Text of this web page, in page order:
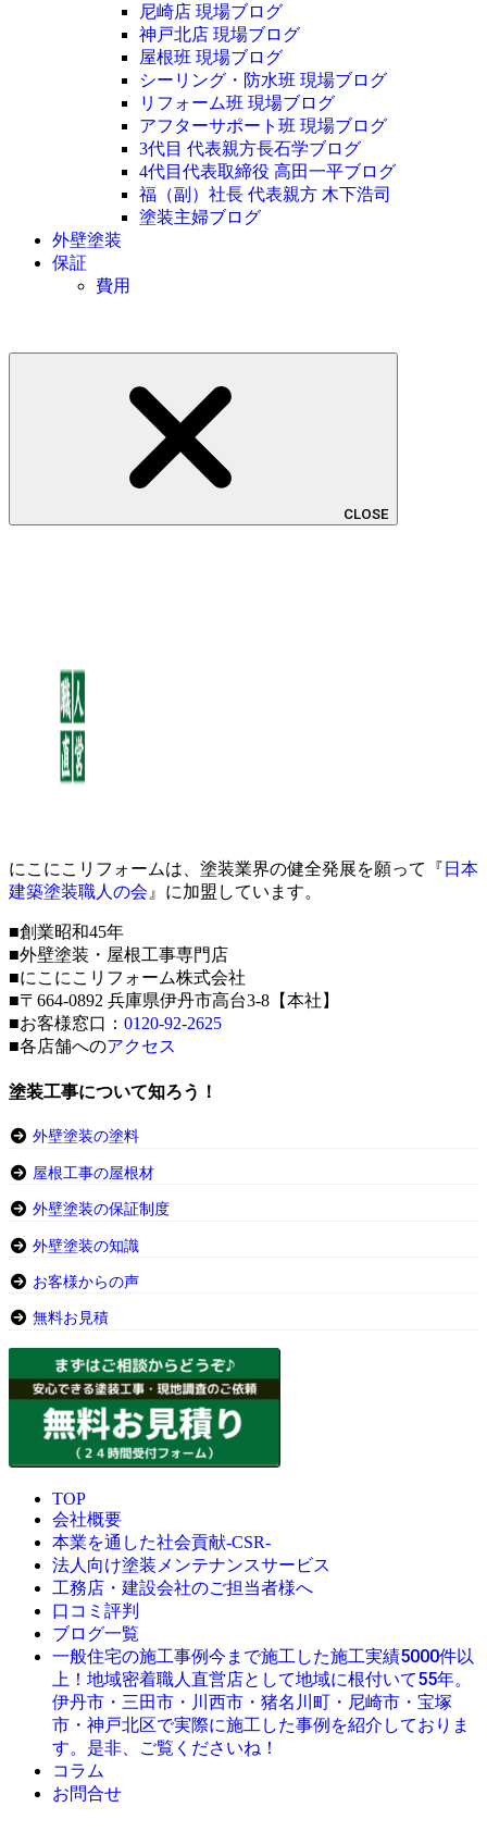
尼崎店 現場ブログ
神戸北店 現場ブログ
屋根班 現場ブログ
シーリング・防水班 現場ブログ
リフォーム班 現場ブログ
アフターサポート班 現場ブログ
3代目 代表親方長石学ブログ
4代目代表取締役 高田一平ブログ
福（副）社長 代表親方 木下浩司
塗装主婦ブログ
外壁塗装
保証
費用
CLOSE
にこにこリフォームは、塗装業界の健全発展を願って『 日本
建築塗装職人の会 』に加盟しています。
■創業昭和45年
■外壁塗装・屋根工事専門店
■にこにこリフォーム株式会社
■〒664-0892 兵庫県伊丹市高台3-8【本社】
■お客様窓口： 0120-92-2625
■各店舗へのアクセス
塗装工事について知ろう！
外壁塗装の塗料
屋根工事の屋根材
外壁塗装の保証制度
外壁塗装の知識
お客様からの声
無料お見積
TOP
会社概要
本業を通した社会貢献-CSR-
法人向け塗装メンテナンスサービス
工務店・建設会社のご担当者様へ
口コミ評判
ブログ一覧
一般住宅の施工事例今まで施工した施工実績5000件以
上！地域密着職人直営店として地域に根付いて55年。
伊丹市・三田市・川西市・猪名川町・尼崎市・宝塚
市・神戸北区で実際に施工した事例を紹介しておりま
す。是非、ご覧くださいね！
コラム
お問合せ